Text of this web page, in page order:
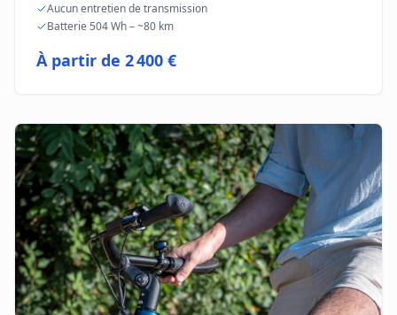
Aucun entretien de transmission
Batterie 504 Wh – ~80 km
À partir de 2 400 €